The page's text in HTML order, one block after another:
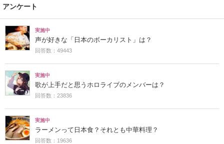
アンケート
実施中
声が好きな「日本のボーカリスト」は？
回答数：49443
実施中
歌が上手だと思うホロライブのメンバーは？
回答数：23836
実施中
ラーメンって日本食？それとも中華料理？
回答数：19636